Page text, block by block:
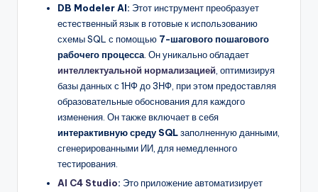
DB Modeler AI: Этот инструмент преобразует
естественный язык в готовые к использованию
схемы SQL с помощью 7-шагового пошагового
рабочего процесса . Он уникально обладает
интеллектуальной нормализацией , оптимизируя
базы данных с 1НФ до 3НФ, при этом предоставляя
образовательные обоснования для каждого
изменения. Он также включает в себя
интерактивную среду SQLзаполненную данными,
сгенерированными ИИ, для немедленного
тестирования.
AI C4 Studio: Это приложение автоматизирует